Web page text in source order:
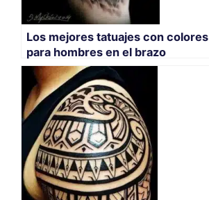
Los mejores tatuajes con colores
para hombres en el brazo